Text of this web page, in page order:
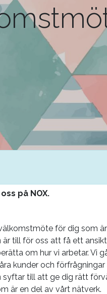
på NOX.
för dig som
är till för oss att få ett
om hur vi arbetar. Vi
kunder och
syftar till att ge dig rätt
är en del av vårt nätverk.